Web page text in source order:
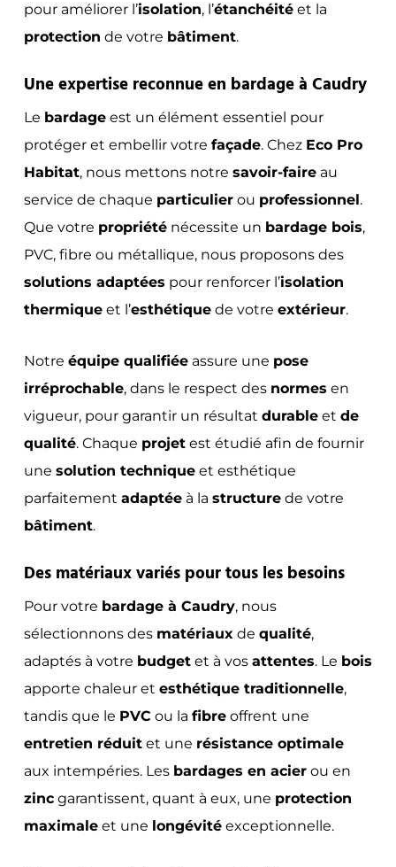
pour améliorer l’isolation, l’étanchéitéet la
protection de votre bâtiment.
Une expertise reconnue en bardage à Caudry
Le bardageest un élément essentiel pour
protéger et embellir votre façade. Chez Eco Pro
Habitat, nous mettons notre savoir-faireau
service de chaque particulierou professionnel.
Que votre propriéténécessite un bardage bois,
PVC, fibre ou métallique, nous proposons des
solutions adaptées pour renforcer l’isolation
thermiqueet l’esthétiquede votre extérieur.
Notre équipe qualifiéeassure une pose
irréprochable, dans le respect des normes en
vigueur, pour garantir un résultat durableet de
qualité. Chaque projetest étudié afin de fournir
une solution techniqueet esthétique
parfaitement adaptéeà la structurede votre
bâtiment.
Des matériaux variés pour tous les besoins
Pour votre bardage à Caudry, nous
sélectionnons des matériauxde qualité,
adaptés à votre budgetet à vos attentes. Le bois
apporte chaleur et esthétique traditionnelle,
tandis que le PVC ou la fibreoffrent une
entretien réduitet une résistance optimale
aux intempéries. Les bardages en acierou en
zincgarantissent, quant à eux, une protection
maximaleet une longévitéexceptionnelle.